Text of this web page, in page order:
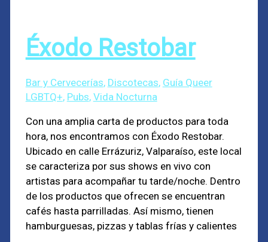
Éxodo Restobar
Bar y Cervecerías, Discotecas, Guía Queer
LGBTQ+, Pubs, Vida Nocturna
Con una amplia carta de productos para toda
hora, nos encontramos con Éxodo Restobar.
Ubicado en calle Errázuriz, Valparaíso, este local
se caracteriza por sus shows en vivo con
artistas para acompañar tu tarde/noche. Dentro
de los productos que ofrecen se encuentran
cafés hasta parrilladas. Así mismo, tienen
hamburguesas, pizzas y tablas frías y calientes